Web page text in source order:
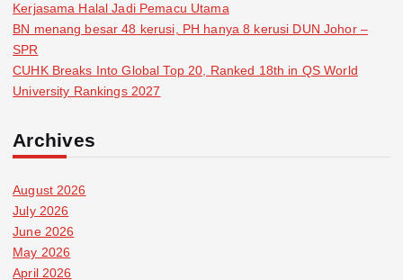
Kerjasama Halal Jadi Pemacu Utama
BN menang besar 48 kerusi, PH hanya 8 kerusi DUN Johor –
SPR
CUHK Breaks Into Global Top 20, Ranked 18th in QS World
University Rankings 2027
Archives
August 2026
July 2026
June 2026
May 2026
April 2026